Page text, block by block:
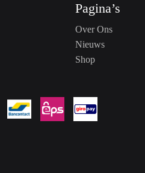
Pagina’s
Over Ons
Nieuws
Shop